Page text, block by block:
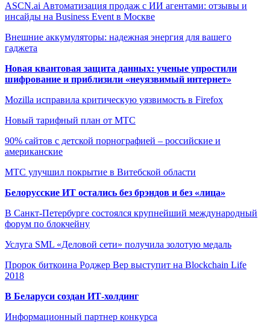
ASCN.ai Автоматизация продаж с ИИ агентами: отзывы и
инсайды на Business Event в Москве
Внешние аккумуляторы: надежная энергия для вашего
гаджета
Новая квантовая защита данных: ученые упростили
шифрование и приблизили «неуязвимый интернет»
Mozilla исправила критическую уязвимость в Firefox
Новый тарифный план от МТС
90% сайтов с детской порнографией – российские и
американские
МТС улучшил покрытие в Витебской области
Белорусские ИТ остались без брэндов и без «лица»
В Санкт-Петербурге состоялся крупнейший международный
форум по блокчейну
Услуга SML «Деловой сети» получила золотую медаль
Пророк биткоина Роджер Вер выступит на Blockchain Life
2018
В Беларуси создан ИТ-холдинг
Информационный партнер конкурса